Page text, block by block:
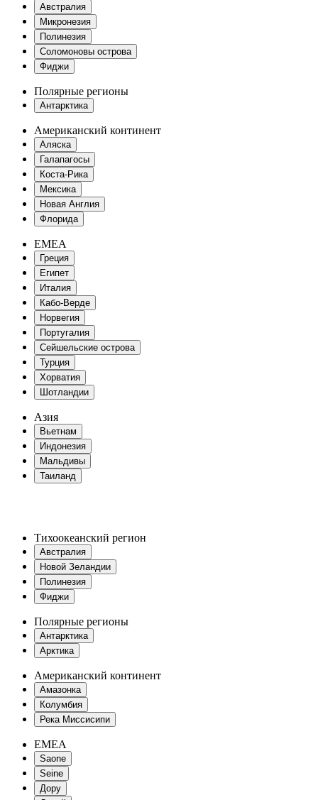
Австралия
Микронезия
Полинезия
Соломоновы острова
Фиджи
Полярные регионы
Антарктика
Американский континент
Аляска
Галапагосы
Коста-Рика
Мексика
Новая Англия
Флорида
EMEA
Греция
Египет
Италия
Кабо-Верде
Норвегия
Португалия
Сейшельские острова
Турция
Хорватия
Шотландии
Азия
Вьетнам
Индонезия
Мальдивы
Таиланд
Тихоокеанский регион
Австралия
Новой Зеландии
Полинезия
Фиджи
Полярные регионы
Антарктика
Арктика
Американский континент
Амазонка
Колумбия
Река Миссисипи
EMEA
Saone
Seine
Дору